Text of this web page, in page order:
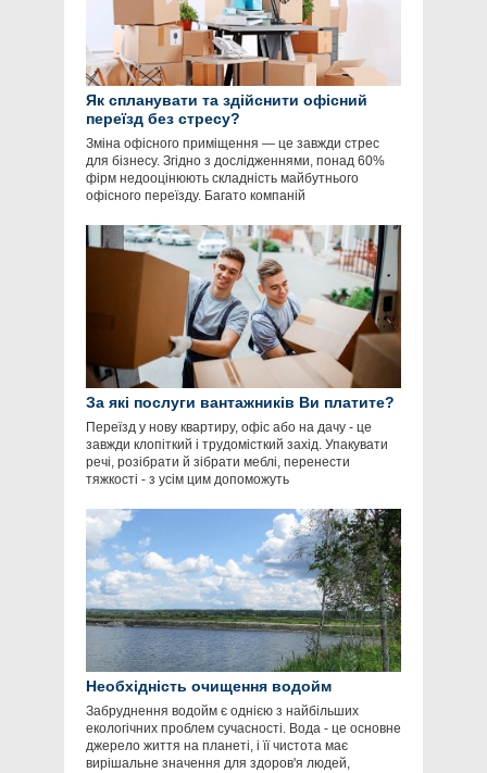
Як спланувати та здійснити офісний
переїзд без стресу?
Зміна офісного приміщення — це завжди стрес
для бізнесу. Згідно з дослідженнями, понад 60%
фірм недооцінюють складність майбутнього
офісного переїзду. Багато компаній
За які послуги вантажників Ви платите?
Переїзд у нову квартиру, офіс або на дачу - це
завжди клопіткий і трудомісткий захід. Упакувати
речі, розібрати й зібрати меблі, перенести
тяжкості - з усім цим допоможуть
Необхідність очищення водойм
Забруднення водойм є однією з найбільших
екологічних проблем сучасності. Вода - це основне
джерело життя на планеті, і її чистота має
вирішальне значення для здоров'я людей,